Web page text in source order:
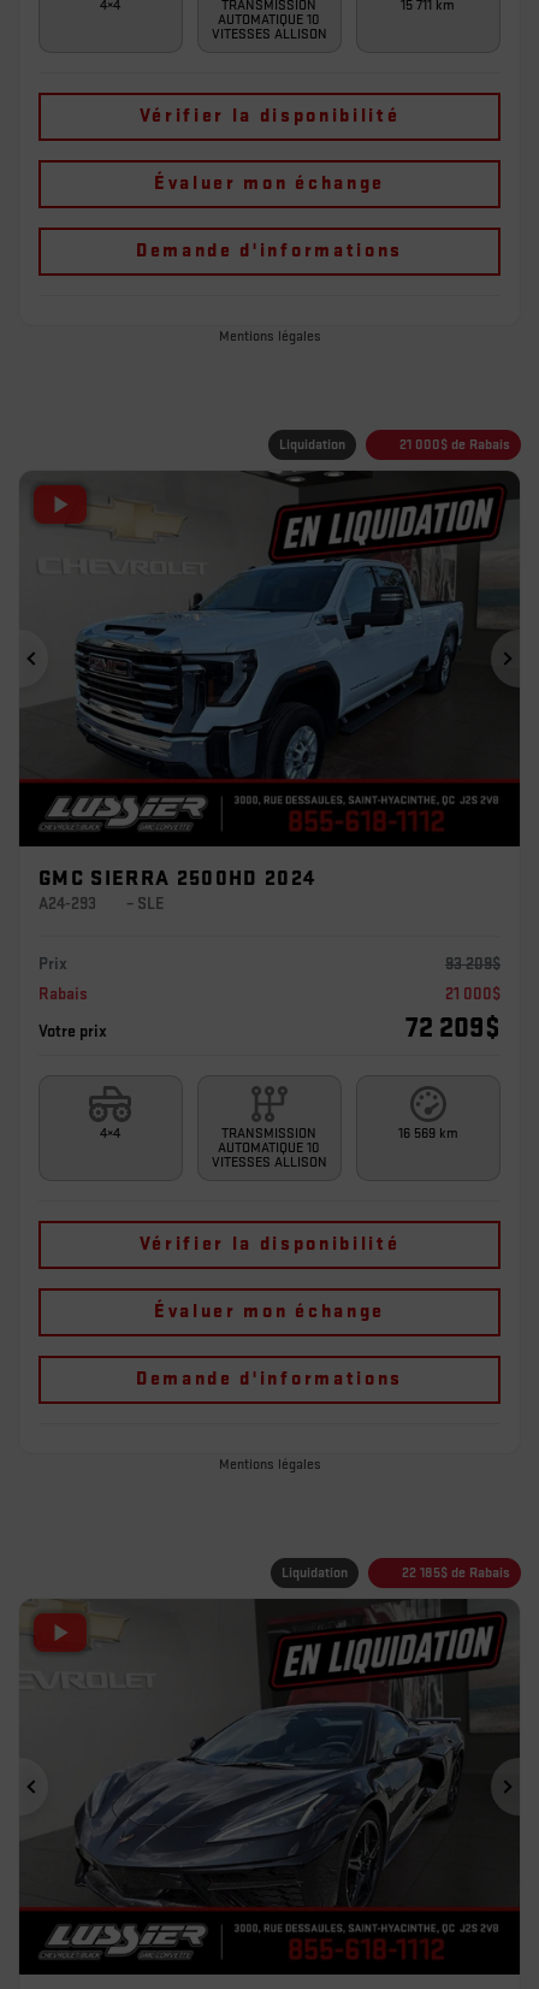
4×4
TRANSMISSION
AUTOMATIQUE 10
VITESSES ALLISON
15 711 km
Vérifier la disponibilité
Évaluer mon échange
Demande d'informations
Mentions légales
Liquidation 21 000$ de Rabais
Précédent
GMC SIERRA 2500HD 2024
A24-293 – SLE
Prix 93 209$
Rabais
21 000$
Votre prix
72 209$
4×4
TRANSMISSION
AUTOMATIQUE 10
VITESSES ALLISON
16 569 km
Vérifier la disponibilité
Évaluer mon échange
Demande d'informations
Mentions légales
Liquidation 22 185$ de Rabais
Précédent